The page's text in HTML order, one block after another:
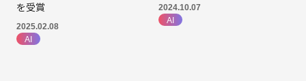
を受賞
2025.02.08
AI
2024.10.07
AI